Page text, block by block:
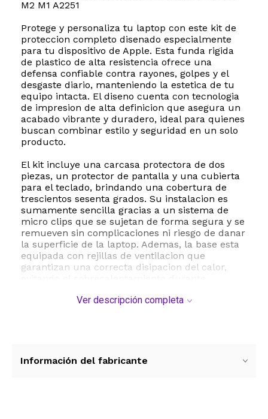
M2 M1 A2251
Protege y personaliza tu laptop con este kit de
proteccion completo disenado especialmente
para tu dispositivo de Apple. Esta funda rigida
de plastico de alta resistencia ofrece una
defensa confiable contra rayones, golpes y el
desgaste diario, manteniendo la estetica de tu
equipo intacta. El diseno cuenta con tecnologia
de impresion de alta definicion que asegura un
acabado vibrante y duradero, ideal para quienes
buscan combinar estilo y seguridad en un solo
producto.
El kit incluye una carcasa protectora de dos
piezas, un protector de pantalla y una cubierta
para el teclado, brindando una cobertura de
trescientos sesenta grados. Su instalacion es
sumamente sencilla gracias a un sistema de
micro clips que se sujetan de forma segura y se
remueven sin complicaciones ni riesgo de danar
la superficie de la laptop. Ademas, la base esta
equipada con rejillas de ventilacion que
garantizan una correcta disipacion del calor,
trabajar con comodidad. Con un peso ligero de
Ver descripción completa
Información del fabricante